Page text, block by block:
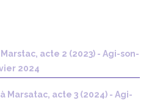
acte 2 (2023) - Agi-son-
2024
Marsatac, acte 3 (2024) - Agi-